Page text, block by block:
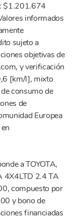
$1.201.674
informados
sujeto a
objetivas de
y verificación
[km/l], mixto
consumo de
de
Europea
a TOYOTA,
4X4LTD 2.4 TA
compuesto por
y bono de
financiadas